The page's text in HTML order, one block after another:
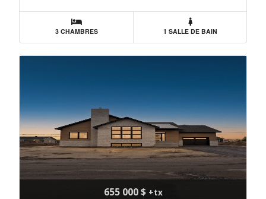
3 CHAMBRES 1 SALLE DE BAIN
655 000 $+tx